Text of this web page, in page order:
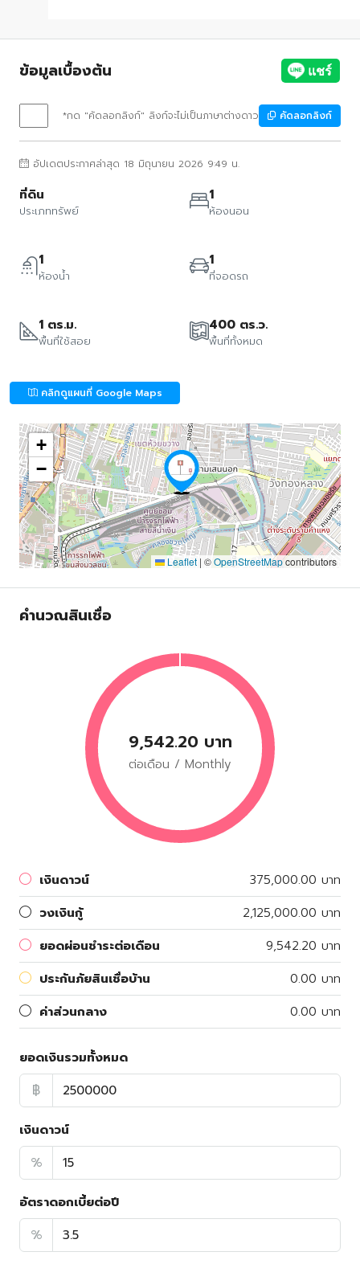
ข้อมูลเบื้องต้น
*กด "คัดลอกลิงก์" ลิงก์จะไม่เป็นภาษาต่างดาว คัดลอกลิงก์
อัปเดตประกาศล่าสุด 18 มิถุนายน 2026 9:49 น.
ที่ดิน
ประเภททรัพย์
1
ห้องนอน
1
ห้องน้ำ
1
ที่จอดรถ
1 ตร.ม.
พื้นที่ใช้สอย
400 ตร.ว.
พื้นที่ทั้งหมด
คลิกดูแผนที่ Google Maps
+
−
Leaflet | ©OpenStreetMapcontributors
คำนวณสินเชื่อ
9,542.20 บาท
ต่อเดือน / Monthly
เงินดาวน์
375,000.00 บาท
วงเงินกู้
2,125,000.00 บาท
ยอดผ่อนชำระต่อเดือน
9,542.20 บาท
ประกันภัยสินเชื่อบ้าน
0.00 บาท
ค่าส่วนกลาง
0.00 บาท
ยอดเงินรวมทั้งหมด
฿
เงินดาวน์
%
อัตราดอกเบี้ยต่อปี
%